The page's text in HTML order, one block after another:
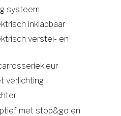
systeem
inklapbaar
verstel- en
verlichting
met stop&go en